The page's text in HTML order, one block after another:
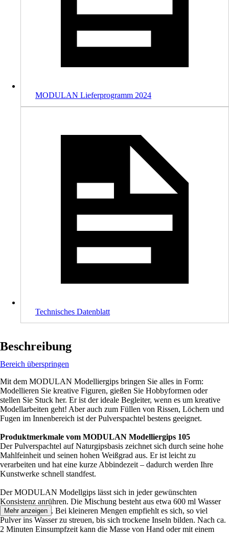
MODULAN Lieferprogramm 2024
Technisches Datenblatt
Beschreibung
Bereich überspringen
Mit dem MODULAN Modelliergips bringen Sie alles in Form:
Modellieren Sie kreative Figuren, gießen Sie Hobbyformen oder
stellen Sie Stuck her. Er ist der ideale Begleiter, wenn es um kreative
Modellarbeiten geht! Aber auch zum Füllen von Rissen, Löchern und
Fugen im Innenbereich ist der Pulverspachtel bestens geeignet.
Produktmerkmale vom MODULAN Modelliergips 105
Der Pulverspachtel auf Naturgipsbasis zeichnet sich durch seine hohe
Mahlfeinheit und seinen hohen Weißgrad aus. Er ist leicht zu
verarbeiten und hat eine kurze Abbindezeit – dadurch werden Ihre
Kunstwerke schnell standfest.
Der MODULAN Modellgips lässt sich in jeder gewünschten
Konsistenz anrühren. Die Mischung besteht aus etwa 600 ml Wasser
und 1 kg Pulver. Bei kleineren Mengen empfiehlt es sich, so viel
Pulver ins Wasser zu streuen, bis sich trockene Inseln bilden. Nach ca.
2 Minuten Einsumpfzeit kann die Masse von Hand oder mit einem
Mehr anzeigen